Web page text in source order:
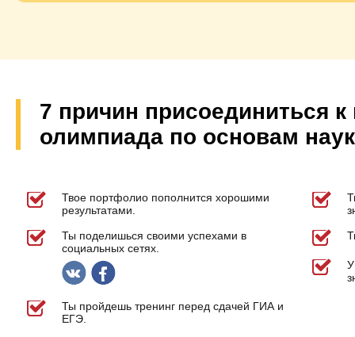
7 причин присоединиться
олимпиада по основам
Твое портфолио пополнится хорошими
результатами.
Ты поделишься своими успехами в
социальных сетях.
Ты пройдешь тренинг перед сдачей ГИА и
ЕГЭ.
У